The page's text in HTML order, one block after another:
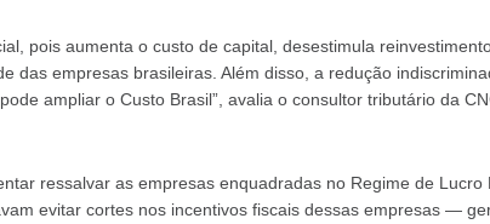
pois aumenta o custo de capital, desestimula
das empresas brasileiras. Além disso, a redução
ampliar o Custo Brasil”, avalia o consultor tributário da
ressalvar as empresas enquadradas no Regime de Lucro
evitar cortes nos incentivos fiscais dessas empresas —